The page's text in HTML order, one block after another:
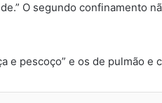
O segundo confinamento
e pescoço” e os de pulmão e